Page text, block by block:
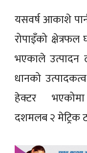
यसवर्ष आकाशे
रोपाइँको
भएकाले
धानको
हेक्टर भएकोमा
दशमलब २ मेट्रिक